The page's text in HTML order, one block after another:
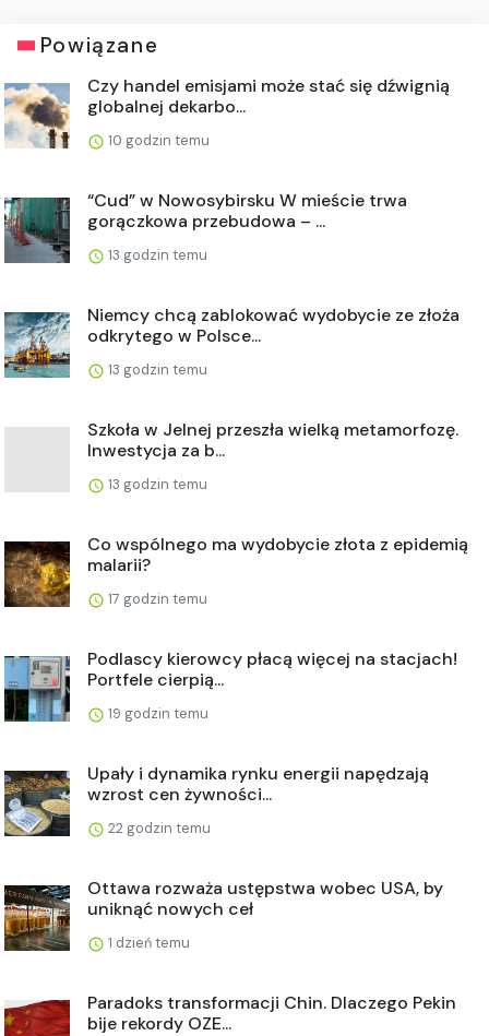
Powiązane
Czy handel emisjami może stać się dźwignią
globalnej dekarbo...
10 godzin temu
“Cud” w Nowosybirsku W mieście trwa
gorączkowa przebudowa – ...
13 godzin temu
Niemcy chcą zablokować wydobycie ze złoża
odkrytego w Polsce...
13 godzin temu
Szkoła w Jelnej przeszła wielką metamorfozę.
Inwestycja za b...
13 godzin temu
Co wspólnego ma wydobycie złota z epidemią
malarii?
17 godzin temu
Podlascy kierowcy płacą więcej na stacjach!
Portfele cierpią...
19 godzin temu
Upały i dynamika rynku energii napędzają
wzrost cen żywności...
22 godzin temu
Ottawa rozważa ustępstwa wobec USA, by
uniknąć nowych ceł
1 dzień temu
Paradoks transformacji Chin. Dlaczego Pekin
bije rekordy OZE...